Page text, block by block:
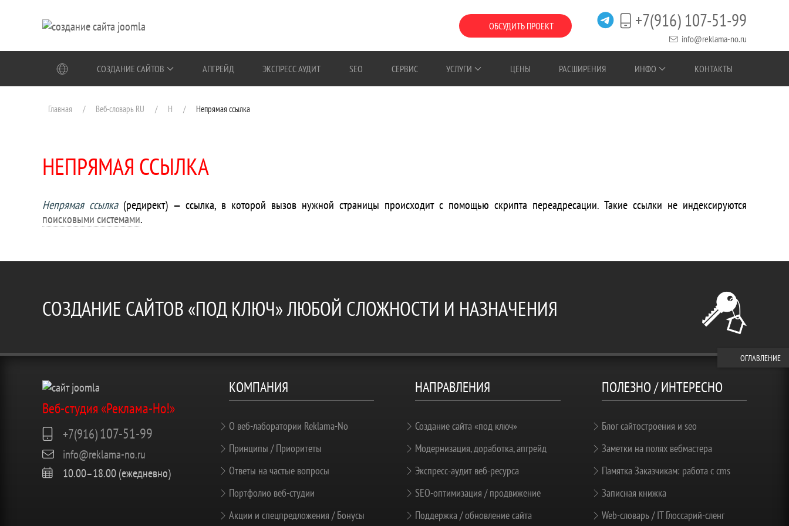
Перейти к содержимому ОБСУДИТЬ ПРОЕКТ +7(916) 107-51-99
info@reklama-no.ru
СОЗДАНИЕ САЙТОВ АПГРЕЙД ЭКСПРЕСС АУДИТ SEO СЕРВИС УСЛУГИ ЦЕНЫ РАСШИРЕНИЯ ИНФО КОНТАКТЫ
Главная Веб-словарь RU Н Непрямая ссылка
НЕПРЯМАЯ ССЫЛКА
Непрямая ссылка(редирект) — ссылка, в которой вызов нужной страницы происходит с помощью скрипта переадресации. Такие ссылки не индексируются
поисковыми системами.
СОЗДАНИЕ САЙТОВ «ПОД КЛЮЧ» ЛЮБОЙ СЛОЖНОСТИ И НАЗНАЧЕНИЯ
Веб-студия «Реклама-Но!»
+7(916) 107-51-99
info@reklama-no.ru
10.00–18.00 (ежедневно)
КОМПАНИЯ
О веб-лаборатории Reklama-No
Принципы / Приоритеты
Ответы на частые вопросы
Портфолио веб-студии
Акции и спецпредложения / Бонусы
НАПРАВЛЕНИЯ
Создание сайта «под ключ»
Модернизация, доработка, апгрейд
Экспресс-аудит веб-ресурса
SEO-оптимизация / продвижение
Поддержка / обновление сайта
ПОЛЕЗНО / ИНТЕРЕСНО
Блог сайтостроения и seo
Заметки на полях вебмастера
Памятка Заказчикам: работа с cms
Записная книжка
Web-словарь / IT Глоссарий-сленг
ОГЛАВЛЕНИЕ